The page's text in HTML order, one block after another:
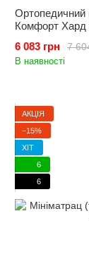
Ортопедичний
Комфорт Хард
7
6 083 грн
В наявності
АКЦІЯ
−15%
ХІТ
6
6